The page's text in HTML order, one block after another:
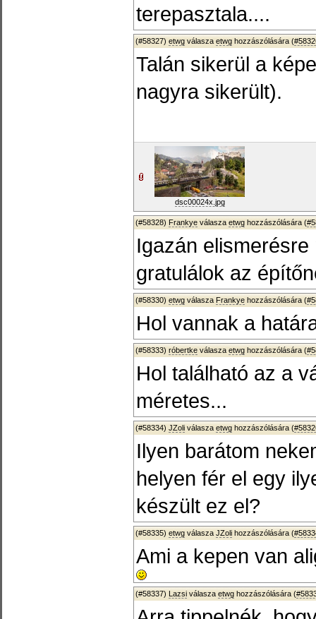
terepasztala....
(#58327) etwg válasza etwg hozzászólására (
Talán sikerül a
nagyra sikerült).
dsc00024x.jpg
(#58328) Frankye válasza etwg hozzászólására (
Igazán
gratulálok az
(#58330) etwg válasza Frankye hozzászólására (
Hol vannak a
(#58333) róbertke válasza etwg hozzászólására (
Hol található az a
méretes...
(#58334) JZoli válasza etwg hozzászólására (
Ilyen barátom
helyen fér el egy
készült ez el?
(#58335) etwg válasza JZoli hozzászólására (
Ami a kepen van
(#58337) Lazsi válasza etwg hozzászólására (